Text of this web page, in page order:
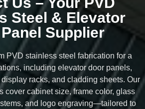
Steel & Elevator
Supplier
stainless steel fabrication for a
including elevator door panels,
racks, and cladding sheets. Our
cover cabinet size, frame color, glass
and logo engraving—tailored to